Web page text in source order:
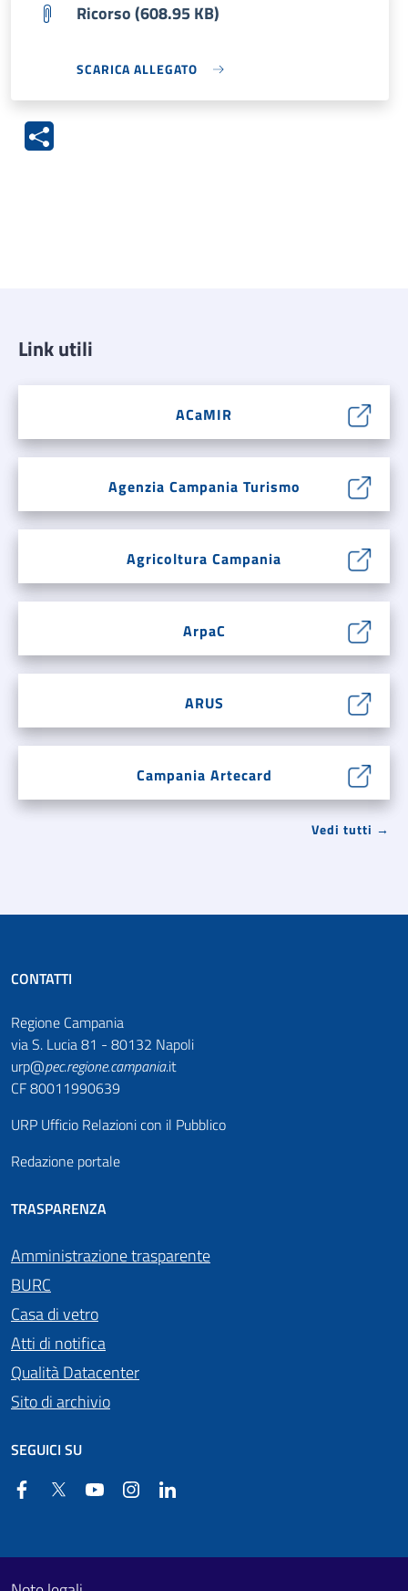
Ricorso (608.95 KB)
SCARICA ALLEGATO
Link utili
ACaMIR
Agenzia Campania Turismo
Agricoltura Campania
ArpaC
ARUS
Campania Artecard
Vedi tutti →
CONTATTI
Regione Campania
via S. Lucia 81 - 80132 Napoli
urp@pec.regione.campania.it
CF 80011990639
URP Ufficio Relazioni con il Pubblico
Redazione portale
TRASPARENZA
Amministrazione trasparente
BURC
Casa di vetro
Atti di notifica
Qualità Datacenter
Sito di archivio
SEGUICI SU
FacebookTwitter YouTube Instagram
Footer First
Useful links section